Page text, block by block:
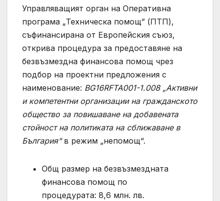
Управляващият орган на Оперативна
програма „Техническа помощ” (ПТП),
съфинансирана от Европейския съюз,
открива процедура за предоставяне на
безвъзмездна финансова помощ чрез
подбор на проектни предложения с
наименование: BG16RFTA001-1.008 „Активни
и компетентни организации на гражданското
общество за повишаване на добавената
стойност на политиката на сближаване в
България“в режим „непомощ“.
Общ размер на безвъзмездната
финансова помощ по
процедурата: 8,6 млн. лв.